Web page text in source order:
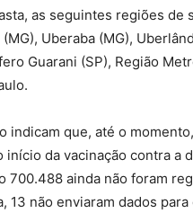
as seguintes regiões de
Uberaba (MG),
Guarani (SP), Região
indicam que, até o
início da vacinação contra a
700.488 ainda não foram
13 não enviaram dados